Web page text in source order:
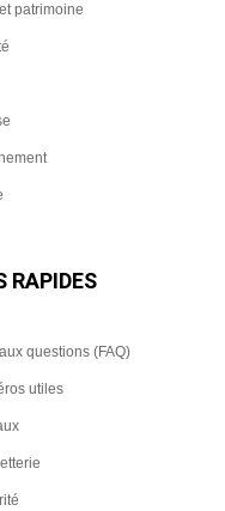
patrimoine
RAPIDES
questions (FAQ)
utiles